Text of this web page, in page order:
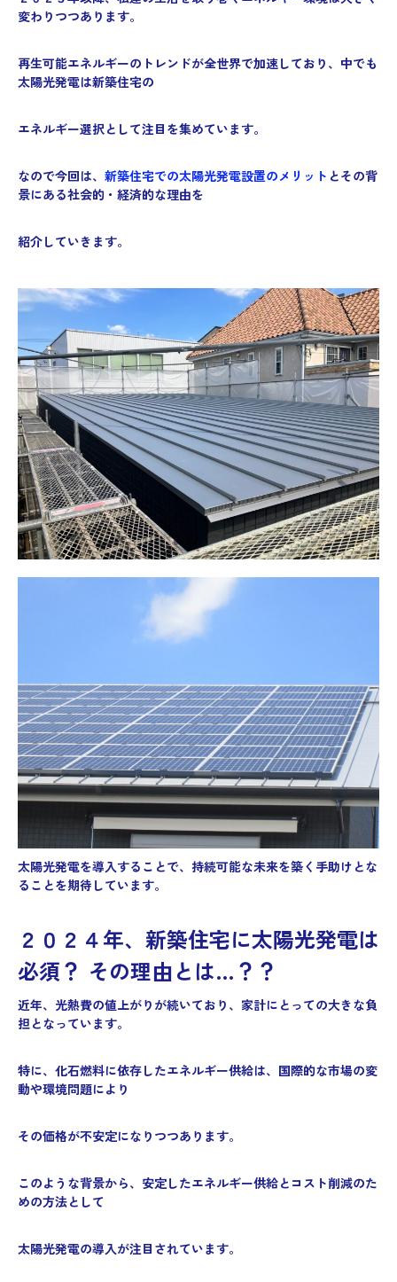
変わりつつあります。
再生可能エネルギーのトレンドが全世界で加速しており、中でも
太陽光発電は新築住宅の
エネルギー選択として注目を集めています。
なので今回は、 新築住宅での太陽光発電設置のメリット とその背
景にある社会的・経済的な理由を
紹介していきます。
太陽光発電を導入することで、持続可能な未来を築く手助けとな
ることを期待しています。
２０２４年、新築住宅に太陽光発電は
必須？ その理由とは…？？
近年、光熱費の値上がりが続いており、家計にとっての大きな負
担となっています。
特に、化石燃料に依存したエネルギー供給は、国際的な市場の変
動や環境問題により
その価格が不安定になりつつあります。
このような背景から、安定したエネルギー供給とコスト削減のた
めの方法として
太陽光発電の導入が注目されています。